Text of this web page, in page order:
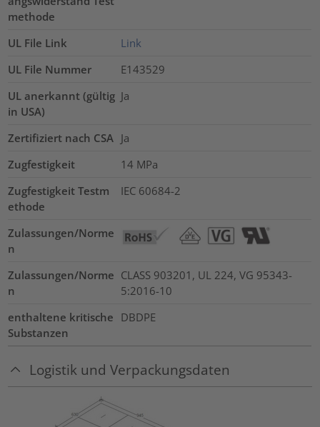
methode
UL File Link
Link
UL File Nummer
E143529
UL anerkannt (gültig
in USA)
Ja
Zertifiziert nach CSA Ja
Zugfestigkeit
14 MPa
Zugfestigkeit Testm
ethode
IEC 60684-2
Zulassungen/Norme
n
Zulassungen/Norme
n
CLASS 903201, UL 224, VG 95343-
5:2016-10
enthaltene kritische
Substanzen
DBDPE
Logistik und Verpackungsdaten